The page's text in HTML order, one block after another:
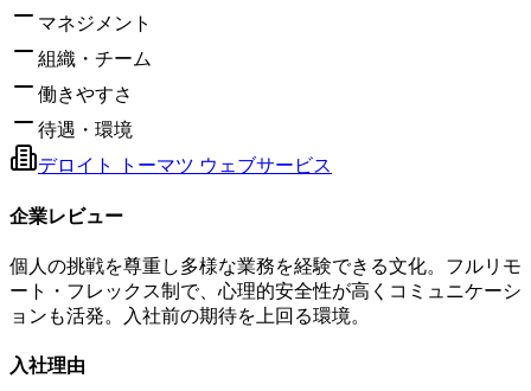
マネジメント
組織・チーム
働きやすさ
待遇・環境
デロイト トーマツ ウェブサービス
企業レビュー
個人の挑戦を尊重し多様な業務を経験できる文化。フルリモ
ート・フレックス制で、心理的安全性が高くコミュニケーシ
ョンも活発。入社前の期待を上回る環境。
入社理由